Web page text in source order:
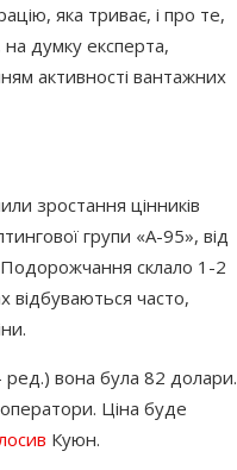
яка триває, і про те,
думку експерта,
активності вантажних
зростання цінників
групи «А-95», від
Подорожчання склало 1-2
відбуваються часто,
ред.) вона була 82 долари.
Ціна буде
Куюн.